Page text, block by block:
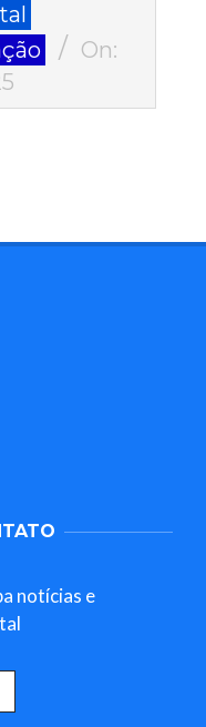
On:
notícias e